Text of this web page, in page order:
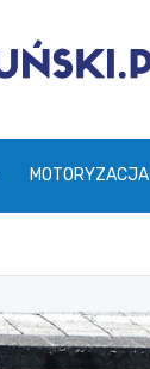
MOTORYZACJA